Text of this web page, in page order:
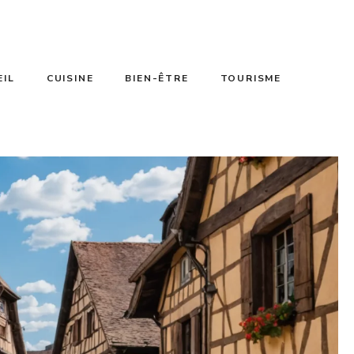
CUISINE BIEN-ÊTRE TOURISME